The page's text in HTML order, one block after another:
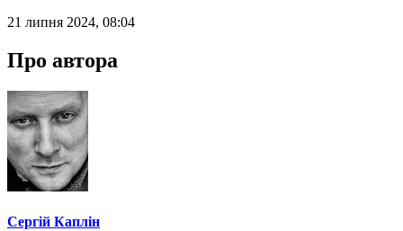
21 липня 2024, 08:04
Про автора
Сергій Каплін